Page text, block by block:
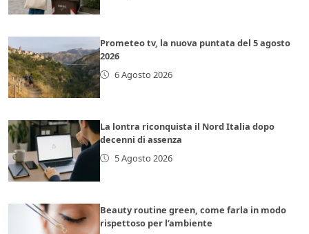
Prometeo tv, la nuova puntata del 5 agosto
2026
6 Agosto 2026
La lontra riconquista il Nord Italia dopo
decenni di assenza
5 Agosto 2026
Beauty routine green, come farla in modo
rispettoso per l’ambiente